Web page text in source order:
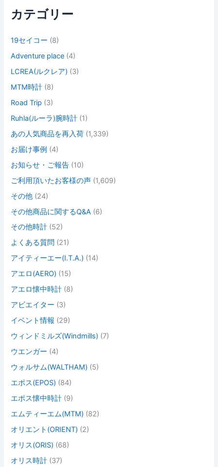
カテゴリー
19セイコー (8)
Adventure place (4)
LCREA(ルクレア) (3)
MTM時計 (8)
Road Trip (3)
Ruhla(ルーラ)腕時計 (1)
あの人気商品を再入荷 (1,339)
お届け事例 (4)
お知らせ・ご報告 (10)
ご利用頂いたお客様の声 (1,609)
その他 (24)
その他商品に関するQ&A (6)
その他時計 (52)
よくある質問 (21)
アイティーエー(I.T.A.) (14)
アエロ(AERO) (15)
アエロ懐中時計 (8)
アビエイター (3)
イベント情報 (29)
ウィンドミルズ(Windmills) (7)
ウエンガー (4)
ウォルサム(WALTHAM) (5)
エポス(EPOS) (84)
エポス懐中時計 (9)
エムティーエム(MTM) (82)
オリエント(ORIENT) (2)
オリス(ORIS) (68)
オリス時計 (37)